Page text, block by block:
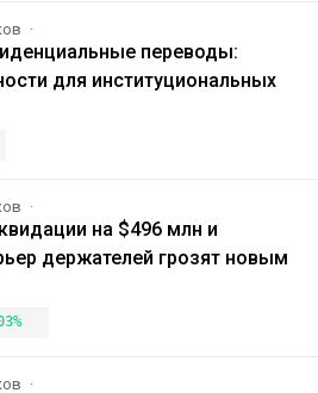
переводы:
для институциональных
на $496 млн и
держателей грозят новым